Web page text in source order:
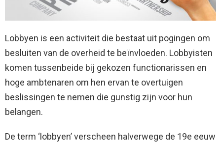
Lobbyen is een activiteit die bestaat uit pogingen om
besluiten van de overheid te beïnvloeden. Lobbyisten
komen tussenbeide bij gekozen functionarissen en
hoge ambtenaren om hen ervan te overtuigen
beslissingen te nemen die gunstig zijn voor hun
belangen.
De term ‘lobbyen’ verscheen halverwege de 19e eeuw